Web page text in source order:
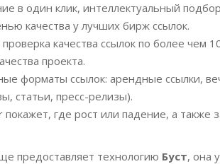
в один клик, интеллектуальный
качества у лучших бирж ссылок.
качества ссылок по более чем
проекта.
форматы ссылок: арендные ссылки,
статьи, пресс-релизы).
где рост или падение, а также
предоставляет технологию Буст, она